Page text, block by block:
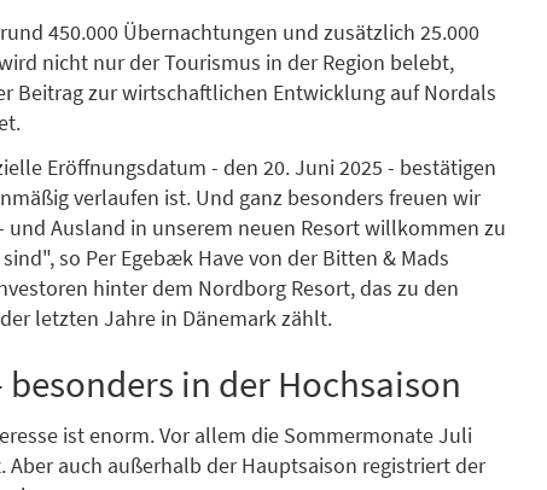
450.000 Übernachtungen und zusätzlich 25.000
nicht nur der Tourismus in der Region belebt,
Beitrag zur wirtschaftlichen Entwicklung auf Nordals
Eröffnungsdatum - den 20. Juni 2025 - bestätigen
verlaufen ist. Und ganz besonders freuen wir
und Ausland in unserem neuen Resort willkommen zu
so Per Egebæk Have von der Bitten & Mads
hinter dem Nordborg Resort, das zu den
letzten Jahre in Dänemark zählt.
besonders in der Hochsaison
ist enorm. Vor allem die Sommermonate Juli
Aber auch außerhalb der Hauptsaison registriert der